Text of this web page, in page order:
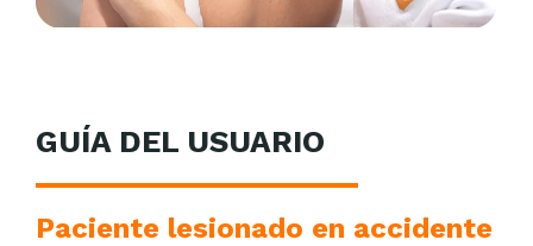
GUÍA DEL USUARIO
Paciente lesionado en accidente